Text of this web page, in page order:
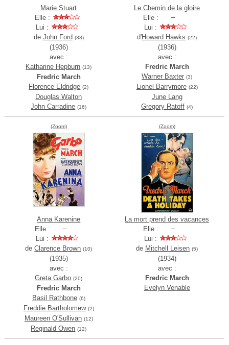
Marie Stuart
Elle :
Lui :
de John Ford (38)
(1936)
avec :
Katharine Hepburn (13)
Fredric March
Florence Eldridge (2)
Douglas Walton
John Carradine (16)
Le Chemin de la gloire
Elle :
Lui :
d'Howard Hawks (22)
(1936)
avec :
Fredric March
Warner Baxter (3)
Lionel Barrymore (22)
June Lang
Gregory Ratoff (4)
(Zoom)
Anna Karenine
Elle :
Lui :
deClarence Brown (10)
(1935)
avec :
Greta Garbo (20)
Fredric March
Basil Rathbone (6)
Freddie Bartholomew (2)
Maureen O'Sullivan (12)
Reginald Owen (12)
(Zoom)
La mort prend des vacances
Elle :
Lui :
de Mitchell Leisen (5)
(1934)
avec :
Fredric March
Evelyn Venable